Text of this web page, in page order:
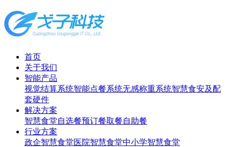
首页
关于我们
智能产品
视觉结算系统智能点餐系统无感称重系统智慧食安及配
套硬件
解决方案
智慧食堂自选餐预订餐取餐自助餐
行业方案
政企智慧食堂医院智慧食堂中小学智慧食堂